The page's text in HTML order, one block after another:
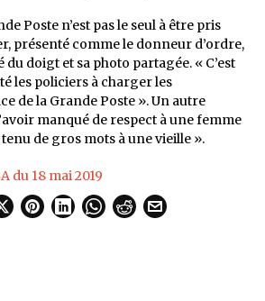
Poste n’est pas le seul à être pris
présenté comme le donneur d’ordre,
doigt et sa photo partagée. « C’est
les policiers à charger les
de la Grande Poste ». Un autre
manqué de respect à une femme
tenu de gros mots à une vieille ».
du 18 mai 2019